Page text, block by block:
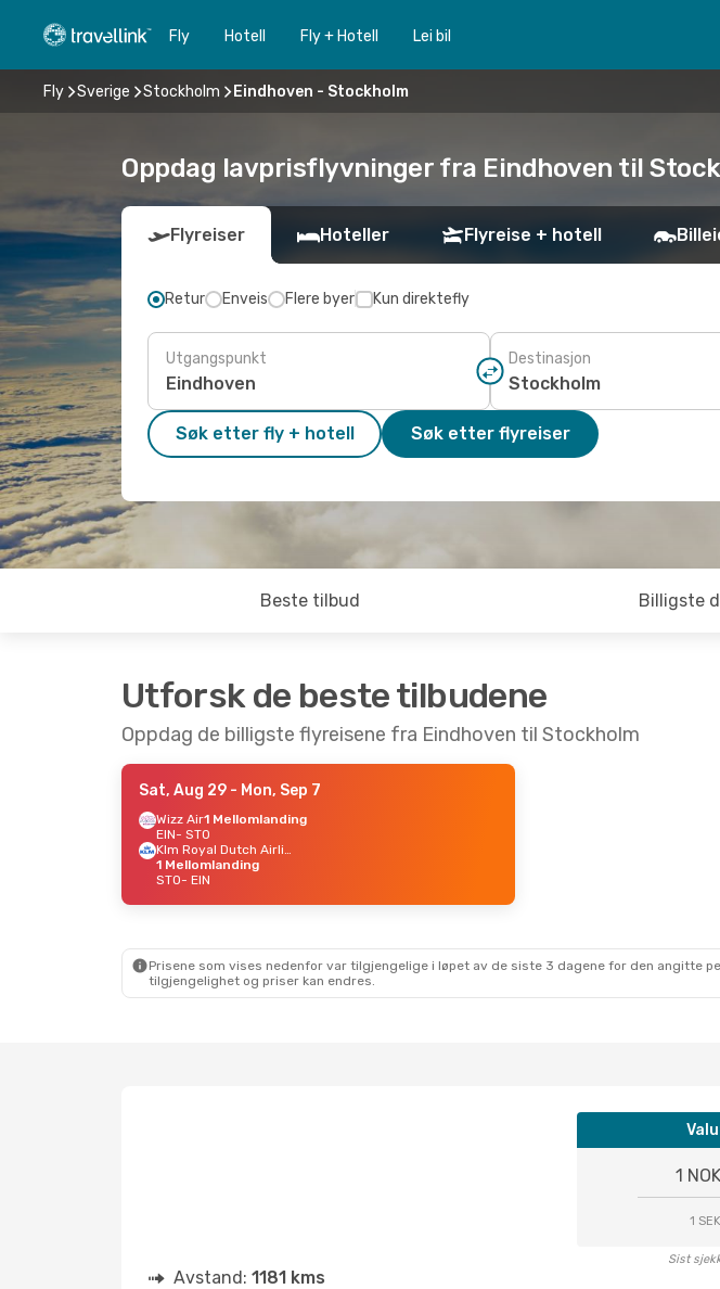
Fly Hotell Fly + Hotell Lei bil
Fly Sverige Stockholm Eindhoven - Stockholm
Oppdag lavprisflyvninger fra Eindhoven til
Flyreiser Hoteller Flyreise + hotell
Retur Enveis Flere byer Kun direktefly
Utgangspunkt Destinasjon
Søk etter fly + hotell Søk etter flyreiser
Beste tilbud Billigste
Utforsk de beste tilbudene
Oppdag de billigste flyreisene fra Eindhoven til Stockholm
Sat, Aug 29 - Mon, Sep 7
Wizz Air1 Mellomlanding
EIN- STO
Klm Royal Dutch Airlines
1 Mellomlanding
STO- EIN
Prisene som vises nedenfor var tilgjengelige i løpet av de siste 3 dagene for den angitte
tilgjengelighet og priser kan endres.
1
1
Sist
Avstand: 1181 kms